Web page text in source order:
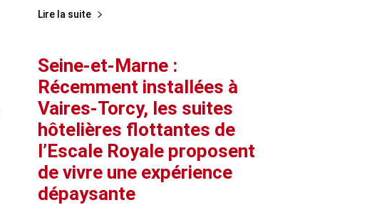
Lire la suite
Seine-et-Marne :
Récemment installées à
Vaires-Torcy, les suites
hôtelières flottantes de
l’Escale Royale proposent
de vivre une expérience
dépaysante